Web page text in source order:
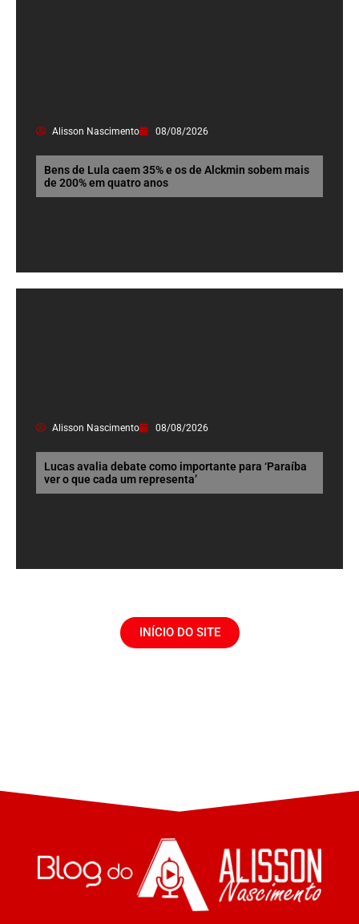
Alisson Nascimento 08/08/2026
Bens de Lula caem 35% e os de Alckmin sobem mais
de 200% em quatro anos
Alisson Nascimento 08/08/2026
Lucas avalia debate como importante para ‘Paraíba
ver o que cada um representa’
INÍCIO DO SITE